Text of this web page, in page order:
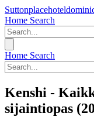
Home Search
Home Search
Kenshi -
sijaintiopas